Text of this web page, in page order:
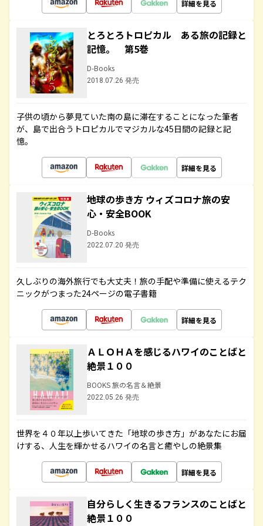
詳細を見る
とろとろトロピカル ある旅の記録と
記憶。 第5巻
D-Books
2018.07.26 発売
子供の頃から夢見ていた南の島に滞在することになった筆者
が、島で出合うトロピカルでマジカルな45日間の記録と記
憶。
詳細を見る
地球の歩き方 ウィズコロナ旅の安
心・安全BOOK
D-Books
2022.07.20 発売
久しぶりの海外旅行でも大丈夫！旅の手配や準備に使えるテク
ニックがつまった24ページの電子書籍
詳細を見る
ＡＬＯＨＡを感じるハワイのことばと
絶景１００
BOOKS 旅の名言＆絶景
2022.05.26 発売
世界を４０年以上歩いてきた「地球の歩き方」があなたにお届
けする、人生を輝かせるハワイの名言と癒やしの絶景集
詳細を見る
自分らしく生きるフランスのことばと
絶景１００